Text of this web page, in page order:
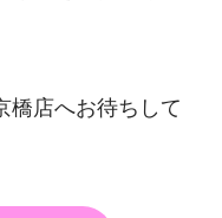
橋店へお待ちして